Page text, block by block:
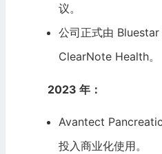
议。
公司正式由
ClearNote Health。
2023 年：
Avantect
投入商业化使用。